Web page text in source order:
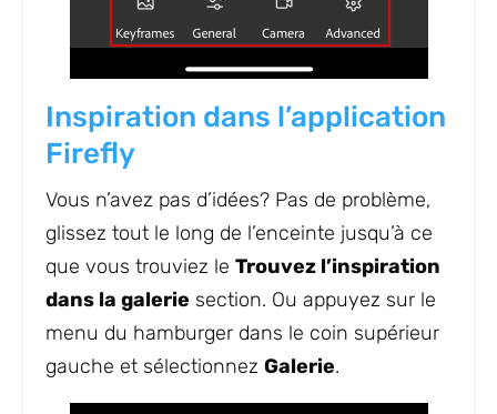
Inspiration dans l’application
Firefly
Vous n’avez pas d’idées? Pas de problème,
glissez tout le long de l’enceinte jusqu’à ce
que vous trouviez le Trouvez l’inspiration
dans la galerie section. Ou appuyez sur le
menu du hamburger dans le coin supérieur
gauche et sélectionnez Galerie.